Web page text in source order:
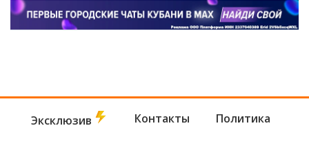
Эксклюзив Контакты Политика